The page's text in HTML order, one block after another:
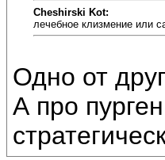
Cheshirski Kot:
лечебное клизмение или
Одно от
А про